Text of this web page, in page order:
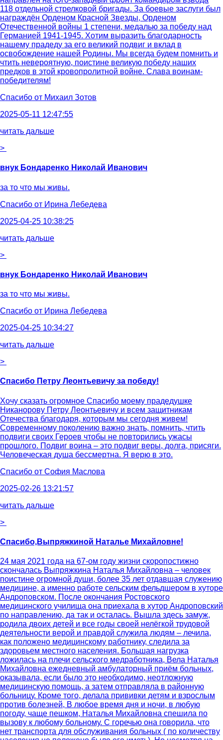
118 отдельной стрелковой бригады. За боевые заслуги был
награждён Орденом Красной Звезды, Орденом
Отечественной войны 1 степени, медалью за победу над
Германией 1941-1945. Хотим выразить благодарность
нашему прадеду за его великий подвиг и вклад в
освобождение нашей Родины. Мы всегда будем помнить и
чтить невероятную, поистине великую победу наших
предков в этой кровопролитной войне. Слава воинам-
победителям!
Спасибо от Михаил Зотов
2025-05-11 12:47:55
читать дальше
>
внук Бондаренко Николай Иванович
за то что мы живы.
Спасибо от Ирина Лебедева
2025-04-25 10:38:25
читать дальше
>
внук Бондаренко Николай Иванович
за то что мы живы.
Спасибо от Ирина Лебедева
2025-04-25 10:34:27
читать дальше
>
Спасибо Петру Леонтьевичу за победу!
Хочу сказать огромное Спасибо моему прадедушке
Никанорову Петру Леонтьевичу и всем защитникам
Отечества благодаря, которым мы сегодня живем!
Современному поколению важно знать, помнить, чтить
подвиги своих Героев чтобы не повторились ужасы
прошлого. Подвиг воина – это подвиг веры, долга, присяги.
Человеческая душа бессмертна. Я верю в это.
Спасибо от София Маслова
2025-02-26 13:21:57
читать дальше
>
Спасибо,Выпряжкиной Наталье Михайловне!
24 мая 2021 года на 67-ом году жизни скоропостижно
скончалась Выпряжкина Наталья Михайловна – человек
поистине огромной души, более 35 лет отдавшая служению
медицине, а именно работе сельским фельдшером в хуторе
Андроповском. После окончания Ростовского
медицинского училища она приехала в хутор Андроповский
по направлению, да так и осталась. Вышла здесь замуж,
родила двоих детей и все годы своей нелёгкой трудовой
деятельности верой и правдой служила людям – лечила,
как положено медицинскому работнику, следила за
здоровьем местного населения. Большая нагрузка
ложилась на плечи сельского медработника, Вела Наталья
Михайловна ежедневный амбулаторный приём больных,
оказывала, если было это необходимо, неотложную
медицинскую помощь, а затем отправляла в районную
больницу. Кроме того, делала прививки детям и взрослым
против болезней, В любое время дня и ночи, в любую
погоду, чаще пешком, Наталья Михайловна спешила по
вызову к любому больному. С горечью она говорила, что
нет транспорта для обслуживания больных ( по количеству